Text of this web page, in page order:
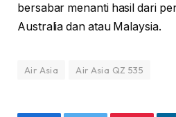
bersabar menanti hasil dari
Australia dan atau Malaysia.
Air Asia Air Asia QZ 535